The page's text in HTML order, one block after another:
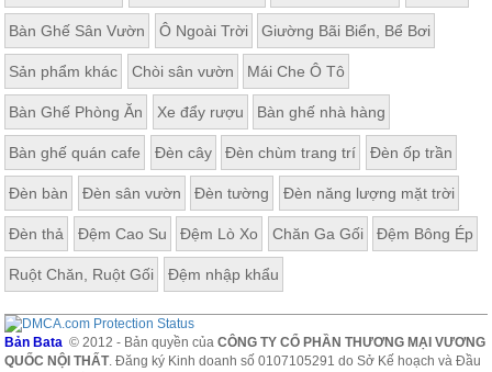
Bàn Ghế Sân Vườn Ô Ngoài Trời Giường Bãi Biển, Bể Bơi
Sản phẩm khác Chòi sân vườn Mái Che Ô Tô
Bàn Ghế Phòng Ăn Xe đẩy rượu Bàn ghế nhà hàng
Bàn ghế quán cafe Đèn cây Đèn chùm trang trí Đèn ốp trần
Đèn bàn Đèn sân vườn Đèn tường Đèn năng lượng mặt trời
Đèn thả Đệm Cao Su Đệm Lò Xo Chăn Ga Gối Đệm Bông Ép
Ruột Chăn, Ruột Gối Đệm nhập khẩu
Bản Bata © 2012 - Bản quyền củaCÔNG TY CỔ PHẦN THƯƠNG MẠI VƯƠNG
QUỐC NỘI THẤT. Đăng ký Kinh doanh số 0107105291 do Sở Kế hoạch và Đầu